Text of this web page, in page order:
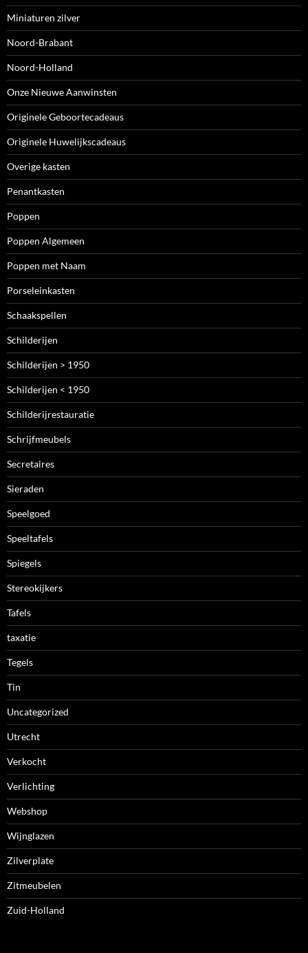
Miniaturen zilver
Noord-Brabant
Noord-Holland
Onze Nieuwe Aanwinsten
Originele Geboortecadeaus
Originele Huwelijkscadeaus
Overige kasten
Penantkasten
Poppen
Poppen Algemeen
Poppen met Naam
Porseleinkasten
Schaakspellen
Schilderijen
Schilderijen > 1950
Schilderijen < 1950
Schilderijrestauratie
Schrijfmeubels
Secretaires
Sieraden
Speelgoed
Speeltafels
Spiegels
Stereokijkers
Tafels
taxatie
Tegels
Tin
Uncategorized
Utrecht
Verkocht
Verlichting
Webshop
Wijnglazen
Zilverplate
Zitmeubelen
Zuid-Holland